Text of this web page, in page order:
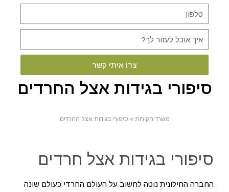
סיפורי בגידות אצל החרדים
משרד חקירות » סיפורי בגידות אצל החרדים
סיפורי בגידות אצל חרדים
החברה החילונית נוטה לחשוב על העולם החרדי כעולם שונה
צרו איתי קשר